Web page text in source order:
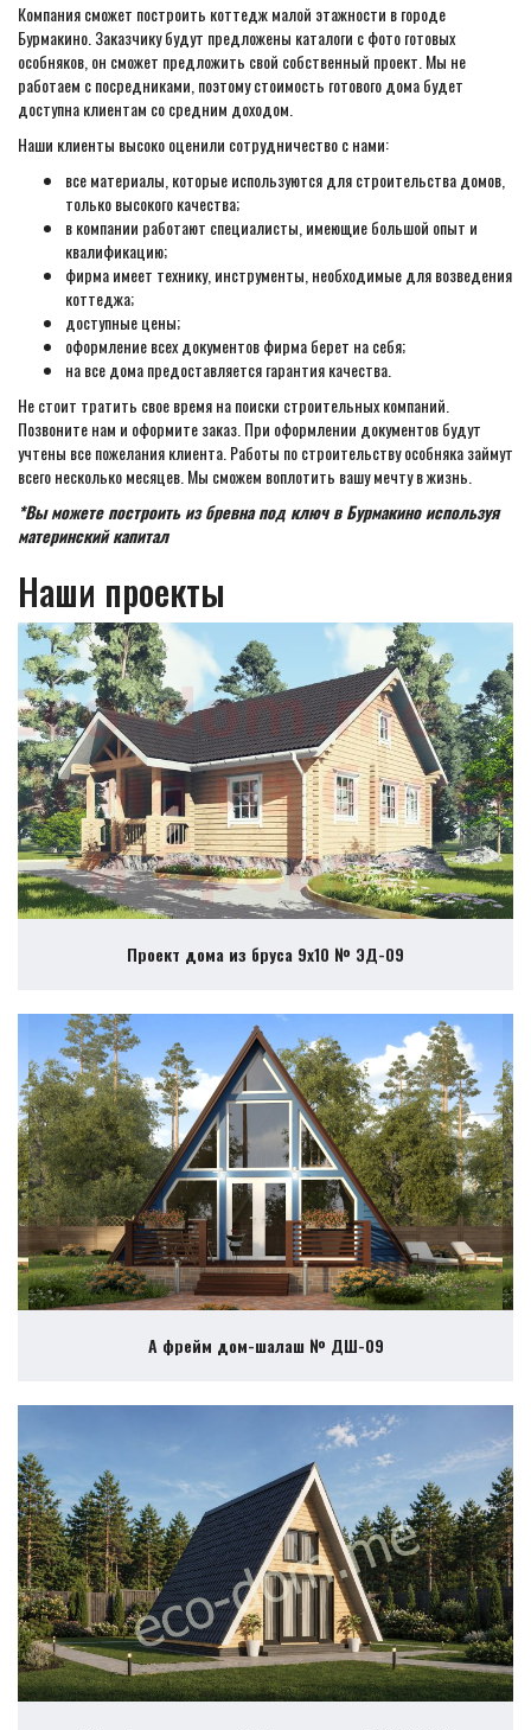
Компания сможет построить коттедж малой этажности в городе
Бурмакино. Заказчику будут предложены каталоги с фото готовых
особняков, он сможет предложить свой собственный проект. Мы не
работаем с посредниками, поэтому стоимость готового дома будет
доступна клиентам со средним доходом.
Наши клиенты высоко оценили сотрудничество с нами:
все материалы, которые используются для строительства домов,
только высокого качества;
в компании работают специалисты, имеющие большой опыт и
квалификацию;
фирма имеет технику, инструменты, необходимые для возведения
коттеджа;
доступные цены;
оформление всех документов фирма берет на себя;
на все дома предоставляется гарантия качества.
Не стоит тратить свое время на поиски строительных компаний.
Позвоните нам и оформите заказ. При оформлении документов будут
учтены все пожелания клиента. Работы по строительству особняка займут
всего несколько месяцев. Мы сможем воплотить вашу мечту в жизнь.
*Вы можете построить из бревна под ключ в Бурмакино используя
материнский капитал
Наши проекты
Проект дома из бруса 9х10 № ЭД-09
А фрейм дом-шалаш № ДШ-09